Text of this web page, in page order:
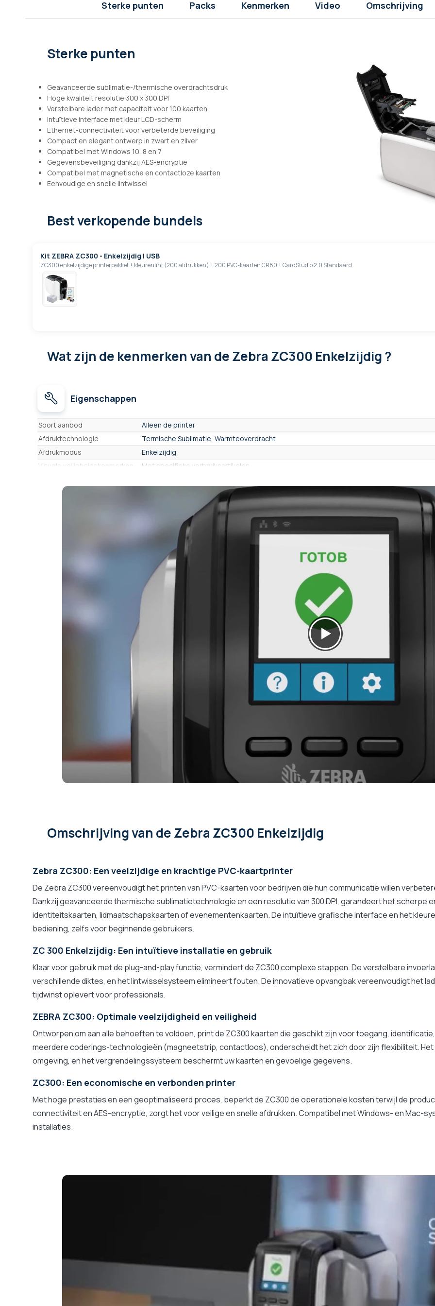
Sterke punten Packs Kenmerken Video Omschrijving
Sterke punten
Geavanceerde sublimatie-/thermische overdrachtsdruk
Hoge kwaliteit resolutie 300 x 300 DPI
Verstelbare lader met capaciteit voor 100 kaarten
Intuïtieve interface met kleur LCD-scherm
Ethernet-connectiviteit voor verbeterde beveiliging
Compact en elegant ontwerp in zwart en zilver
Compatibel met Windows 10, 8 en 7
Gegevensbeveiliging dankzij AES-encryptie
Compatibel met magnetische en contactloze kaarten
Eenvoudige en snelle lintwissel
Best verkopende bundels
Kit ZEBRA ZC300 - Enkelzijdig | USB
ZC300 enkelzijdige printerpakket + kleurenlint (200 afdrukken) + 200 PVC-kaarten CR80 + CardStudio 2.0 Standaard
Wat zijn de kenmerkenvan de Zebra ZC300 Enkelzijdig ?
Eigenschappen
Eigenschappen
Soort aanbod
Alleen de printer
Afdruktechnologie
Termische Sublimatie, Warmteoverdracht
Afdrukmodus
Enkelzijdig
Visuele veiligheidskenmerken
Met specifieke verbruiksartikelen
Kaartmateriaal
CR80 Standaard (84,6 × 54 mm), CR79 Lijm (83,9 × 51,9)
10 mil (0,25mm), 20 mil (0,50mm), 30 mil (0,76mm), 40 mil (1,00mm)
300 dpi
160 (kaarten/uur)
450 (kaarten/uur)
Maandelijks gedrukt volume
Meer dan 2000
100 kaarten
100 kaarten
Kleurenscherm
RFID optioneel, NFC optioneel, MiFare optioneel, Optionele magnetische strip, Chips
Omschrijvingvan de Zebra ZC300 Enkelzijdig
Zebra ZC300: Een veelzijdige en krachtige PVC-kaartprinter
De Zebra ZC300 vereenvoudigt het printen van PVC-kaarten voor bedrijven die hun communicatie willen
Dankzij geavanceerde thermische sublimatietechnologie en een resolutie van 300 DPI, garandeert het scherpe
identiteitskaarten, lidmaatschapskaarten of evenementenkaarten. De intuïtieve grafische interface en het
bediening, zelfs voor beginnende gebruikers.
ZC 300 Enkelzijdig: Een intuïtieve installatie en gebruik
Klaar voor gebruik met de plug-and-play functie, vermindert de ZC300 complexe stappen. De verstelbare
verschillende diktes, en het lintwisselsysteem elimineert fouten. De innovatieve opvangbak vereenvoudigt het
tijdwinst oplevert voor professionals.
ZEBRA ZC300: Optimale veelzijdigheid en veiligheid
Ontworpen om aan alle behoeften te voldoen, print de ZC300 kaarten die geschikt zijn voor toegang,
meerdere coderings-technologieën (magneetstrip, contactloos), onderscheidt het zich door zijn flexibiliteit.
omgeving, en het vergrendelingssysteem beschermt uw kaarten en gevoelige gegevens.
ZC300: Een economische en verbonden printer
Met hoge prestaties en een geoptimaliseerd proces, beperkt de ZC300 de operationele kosten terwijl de
connectiviteit en AES-encryptie, zorgt het voor veilige en snelle afdrukken. Compatibel met Windows- en Mac-
installaties.